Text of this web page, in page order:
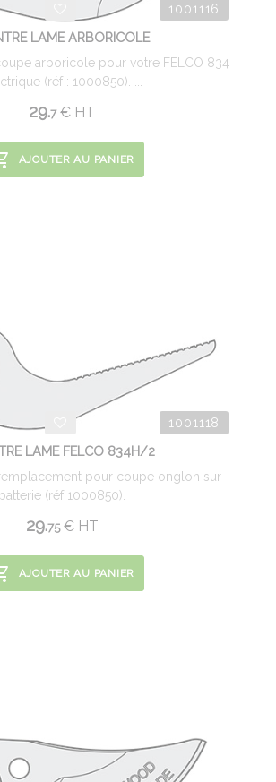
1001116
LAME ARBORICOLE
arboricole pour votre FELCO 834
(réf : 1000850). ...
29.7 € HT
AJOUTER AU PANIER
1001118
LAME FELCO 834H/2
pour coupe onglon sur
batterie (réf 1000850).
29.75 €HT
AJOUTER AU PANIER